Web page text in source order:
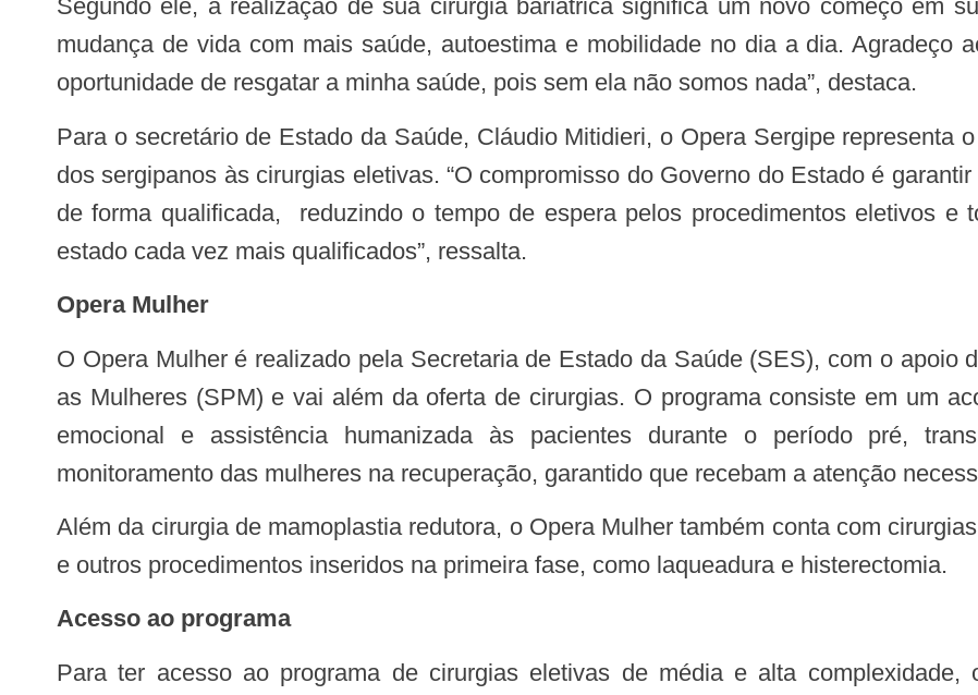
Segundo ele, a realização de sua cirurgia bariátrica significa um novo começo em
mudança de vida com mais saúde, autoestima e mobilidade no dia a dia. Agradeço
oportunidade de resgatar a minha saúde, pois sem ela não somos nada”, destaca.
Para o secretário de Estado da Saúde, Cláudio Mitidieri, o Opera Sergipe representa o avanço do estado no acesso qualificado
dos sergipanos às cirurgias eletivas. “O compromisso do Governo do Estado é
de forma qualificada, reduzindo o tempo de espera pelos procedimentos eletivos e
estado cada vez mais qualificados”, ressalta.
Opera Mulher
O Opera Mulher é realizado pela Secretaria de Estado da Saúde (SES), com o apoio da Secretaria de Estado de Políticas para
as Mulheres (SPM) e vai além da oferta de cirurgias. O programa consiste em um
emocional e assistência humanizada às pacientes durante o período pré,
monitoramento das mulheres na recuperação, garantido que recebam a atenção
Além da cirurgia de mamoplastia redutora, o Opera Mulher também conta com cirurgias de endometriose, reconstrução mamária
e outros procedimentos inseridos na primeira fase, como laqueadura e histerectomia.
Acesso ao programa
Para ter acesso ao programa de cirurgias eletivas de média e alta complexidade, o paciente deve fazer o cadastro numa